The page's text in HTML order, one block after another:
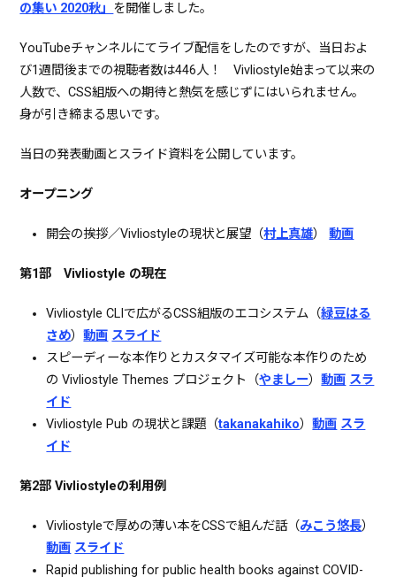
の集い 2020秋」 を開催しました。
YouTubeチャンネルにてライブ配信をしたのですが、当日およ
び1週間後までの視聴者数は446人！ Vivliostyle始まって以来の
人数で、CSS組版への期待と熱気を感じずにはいられません。
身が引き締まる思いです。
当日の発表動画とスライド資料を公開しています。
オープニング
開会の挨拶／Vivliostyleの現状と展望（村上真雄）動画
第1部 Vivliostyle の現在
Vivliostyle CLIで広がるCSS組版のエコシステム（緑豆はる
さめ）動画 スライド
スピーディーな本作りとカスタマイズ可能な本作りのため
の Vivliostyle Themes プロジェクト（やましー）動画 スラ
イド
Vivliostyle Pub の現状と課題（takanakahiko）動画 スラ
イド
第2部 Vivliostyleの利用例
Vivliostyleで厚めの薄い本をCSSで組んだ話（みこう悠長）
動画 スライド
Rapid publishing for public health books against COVID-